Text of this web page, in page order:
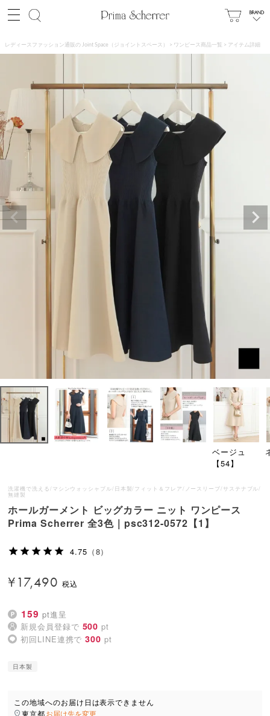
レディースファッション通販の Joint Space（ジョイントスペース） ワンピース商品一覧 アイテム詳細
ベージュ
【54】
洗濯機で洗える/マシンウォッシャブル/日本製/フィット＆フレア/ノースリーブ/サステナブル/
無縫製
ホールガーメント ビッグカラー ニット ワンピース
Prima Scherrer 全3色｜psc312-0572【1】
4.75 （8）
¥17,490
159 pt進呈
新規会員登録で 500 pt
初回LINE連携で 300 pt
日本製
この地域へのお届け日は表示できません
東京都お届け先を変更